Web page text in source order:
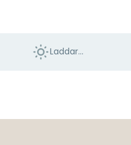
Laddar...